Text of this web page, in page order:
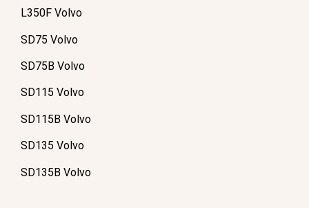
L350F Volvo
SD75 Volvo
SD75B Volvo
SD115 Volvo
SD115B Volvo
SD135 Volvo
SD135B Volvo